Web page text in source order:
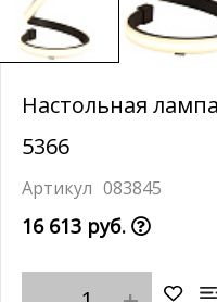
Настольная
5366
083845
16 613 руб.